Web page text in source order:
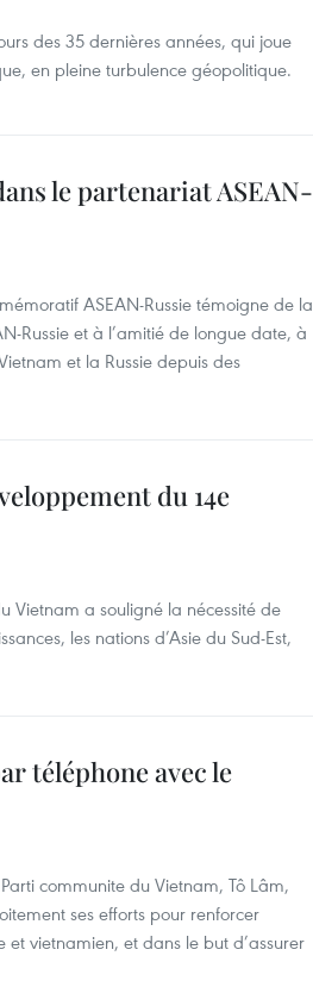
des 35 dernières années, qui joue
en pleine turbulence géopolitique.
le partenariat ASEAN-
ASEAN-Russie témoigne de la
Russie et à l’amitié de longue date, à
et la Russie depuis des
du 14e
Vietnam a souligné la nécessité de
les nations d’Asie du Sud-Est,
téléphone avec le
communite du Vietnam, Tô Lâm,
ses efforts pour renforcer
vietnamien, et dans le but d’assurer